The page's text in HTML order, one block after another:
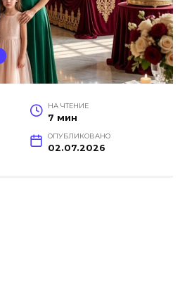
НА ЧТЕНИЕ
7 мин
ОПУБЛИКОВАНО
02.07.2026